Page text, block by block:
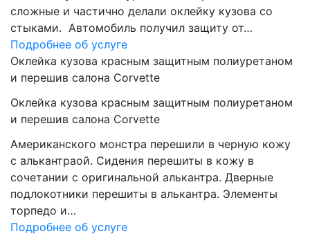
сложные и частично делали оклейку кузова со
стыками. Автомобиль получил защиту от…
Подробнее об услуге
Оклейка кузова красным защитным полиуретаном
и перешив салона Corvette
Оклейка кузова красным защитным полиуретаном
и перешив салона Corvette
Американского монстра перешили в черную кожу
с алькантраой. Сидения перешиты в кожу в
сочетании с оригинальной алькантра. Дверные
подлокотники перешиты в алькантра. Элементы
торпедо и…
Подробнее об услуге